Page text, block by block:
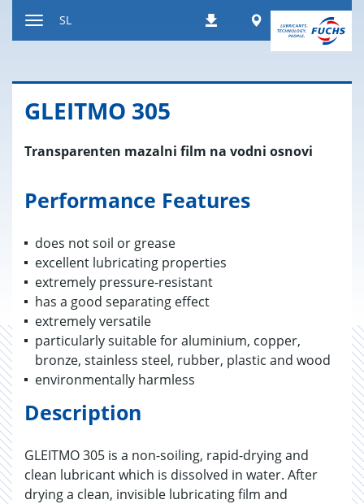
Prenosi Worldwide
SL
GLE­IT­MO 305
Transparenten mazalni film na vodni osnovi
Performance Features
does not soil or grease
excellent lubricating properties
extremely pressure-resistant
has a good separating effect
extremely versatile
particularly suitable for aluminium, copper,
bronze, stainless steel, rubber, plastic and wood
environmentally harmless
Description
GLEITMO 305 is a non-soiling, rapid-drying and
clean lubricant which is dissolved in water. After
drying a clean, invisible lubricating film and